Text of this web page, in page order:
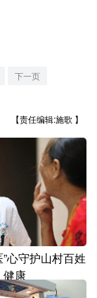
江西
湖南
重庆
西藏
宁夏
下一页
【责任编辑:施歌 】
心守护山村百姓
健康